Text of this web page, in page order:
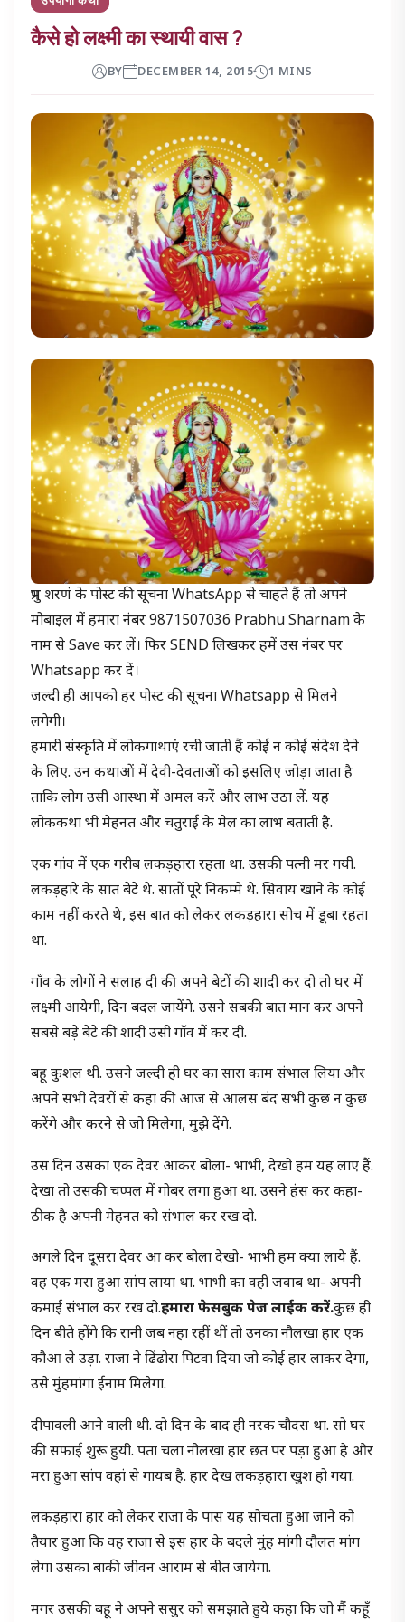
कैसे हो लक्ष्मी का स्थायी वास ?
BY DECEMBER 14, 2015 1 MINS
प्रभु शरणं के पोस्ट की सूचना WhatsApp से चाहते हैं तो अपने
मोबाइल में हमारा नंबर 9871507036 Prabhu Sharnam के
नाम से Save कर लें। फिर SEND लिखकर हमें उस नंबर पर
Whatsapp कर दें।
जल्दी ही आपको हर पोस्ट की सूचना Whatsapp से मिलने
लगेगी।
हमारी संस्कृति में लोकगाथाएं रची जाती हैं कोई न कोई संदेश देने
के लिए. उन कथाओं में देवी-देवताओं को इसलिए जोड़ा जाता है
ताकि लोग उसी आस्था में अमल करें और लाभ उठा लें. यह
लोककथा भी मेहनत और चतुराई के मेल का लाभ बताती है.
एक गांव में एक गरीब लकड़हारा रहता था. उसकी पत्नी मर गयी.
लकड़हारे के सात बेटे थे. सातों पूरे निकम्मे थे. सिवाय खाने के कोई
काम नहीं करते थे, इस बात को लेकर लकड़हारा सोच में डूबा रहता
था.
गाँव के लोगों ने सलाह दी की अपने बेटों की शादी कर दो तो घर में
लक्ष्मी आयेगी, दिन बदल जायेंगे. उसने सबकी बात मान कर अपने
सबसे बड़े बेटे की शादी उसी गाँव में कर दी.
बहू कुशल थी. उसने जल्दी ही घर का सारा काम संभाल लिया और
अपने सभी देवरों से कहा की आज से आलस बंद सभी कुछ न कुछ
करेंगे और करने से जो मिलेगा, मुझे देंगे.
उस दिन उसका एक देवर आकर बोला- भाभी, देखो हम यह लाए हैं.
देखा तो उसकी चप्पल में गोबर लगा हुआ था. उसने हंस कर कहा-
ठीक है अपनी मेहनत को संभाल कर रख दो.
अगले दिन दूसरा देवर आ कर बोला देखो- भाभी हम क्या लाये हैं.
वह एक मरा हुआ सांप लाया था. भाभी का वही जवाब था- अपनी
कमाई संभाल कर रख दो.हमारा फेसबुक पेज लाईक करें.कुछ ही
दिन बीते होंगे कि रानी जब नहा रहीं थीं तो उनका नौलखा हार एक
कौआ ले उड़ा. राजा ने ढिंढोरा पिटवा दिया जो कोई हार लाकर देगा,
उसे मुंहमांगा ईनाम मिलेगा.
दीपावली आने वाली थी. दो दिन के बाद ही नरक चौदस था. सो घर
की सफाई शुरू हुयी. पता चला नौलखा हार छत पर पड़ा हुआ है और
मरा हुआ सांप वहां से गायब है. हार देख लकड़हारा खुश हो गया.
लकड़हारा हार को लेकर राजा के पास यह सोचता हुआ जाने को
तैयार हुआ कि वह राजा से इस हार के बदले मुंह मांगी दौलत मांग
लेगा उसका बाकी जीवन आराम से बीत जायेगा.
मगर उसकी बहू ने अपने ससुर को समझाते हुये कहा कि जो मैं कहूँ